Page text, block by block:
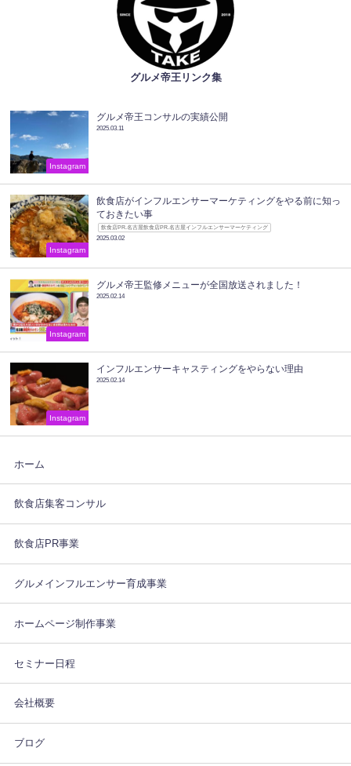
グルメ帝王リンク集
Instagram
グルメ帝王コンサルの実績公開
2025.03.11
Instagram
飲食店がインフルエンサーマーケティングをやる前に知っ
ておきたい事
飲食店PR.名古屋飲食店PR.名古屋インフルエンサーマーケティング
2025.03.02
Instagram
グルメ帝王監修メニューが全国放送されました！
2025.02.14
Instagram
インフルエンサーキャスティングをやらない理由
2025.02.14
ホーム
飲食店集客コンサル
飲食店PR事業
グルメインフルエンサー育成事業
ホームページ制作事業
セミナー日程
会社概要
ブログ